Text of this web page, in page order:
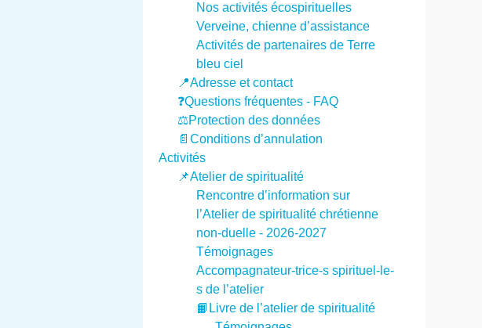
Nos activités écospirituelles
Verveine, chienne d’assistance
Activités de partenaires de Terre
bleu ciel
📍Adresse et contact
❓Questions fréquentes - FAQ
⚖️Protection des données
📄Conditions d’annulation
Activités
📌Atelier de spiritualité
Rencontre d’information sur
l’Atelier de spiritualité chrétienne
non-duelle - 2026-2027
Témoignages
Accompagnateur-trice-s spirituel-le-
s de l’atelier
📙Livre de l’atelier de spiritualité